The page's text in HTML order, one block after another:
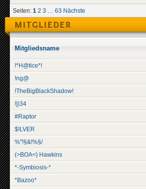
Seiten: 1 2 3 … 63 Nächste
MITGLIEDER
Mitgliedsname
!*H@tice*!
!ng@
!TheBigBlackShadow!
!|)34
#Raptor
$!LVER
%"!§&!%§/
(>BOA<) Hawkins
*-Symbiosis-*
*Bazoo*